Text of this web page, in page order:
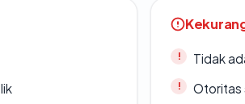
Tidak
Otoritas